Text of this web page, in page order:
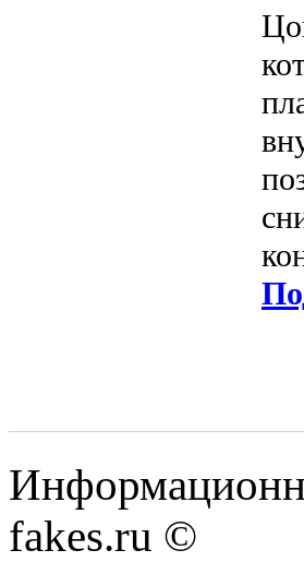
fakes.ru ©